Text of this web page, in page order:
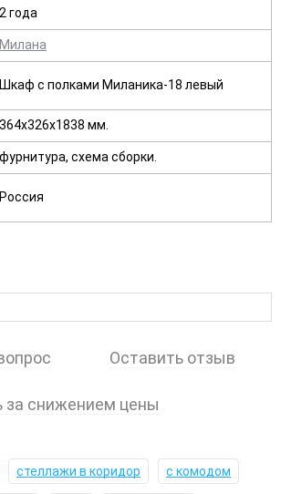
2 года
Милана
Шкаф с полками Миланика-18 левый
364х326х1838 мм.
фурнитура, схема сборки.
Россия
Оставить отзыв
за снижением цены
стеллажи в коридор с комодом